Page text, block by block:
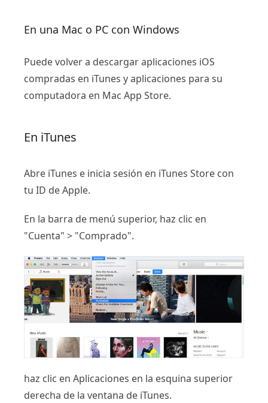
En una Mac o PC con Windows
Puede volver a descargar aplicaciones iOS
compradas en iTunes y aplicaciones para su
computadora en Mac App Store.
En iTunes
Abre iTunes e inicia sesión en iTunes Store con
tu ID de Apple.
En la barra de menú superior, haz clic en
"Cuenta" > "Comprado".
haz clic en Aplicaciones en la esquina superior
derecha de la ventana de iTunes.